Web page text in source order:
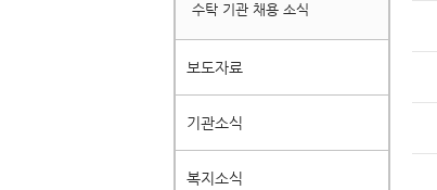
수탁 기관 채용 소식
보도자료
기관소식
복지소식